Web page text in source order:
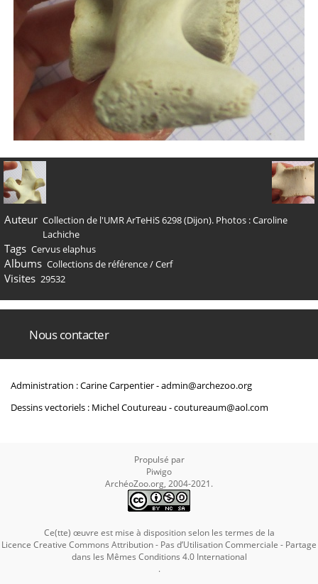
Auteur Collection de l'UMR ArTeHiS 6298 (Dijon). Photos : Caroline
Lachiche
Tags Cervus elaphus
Albums Collections de référence/Cerf
Visites 29532
Nous contacter
Administration : Carine Carpentier -admin@archezoo.org
Dessins vectoriels : Michel Coutureau -coutureaum@aol.com
Propulsé par
Piwigo
ArchéoZoo.org, 2004-2021.
Ce(tte) œuvre est mise à disposition selon les termes de la
Licence Creative Commons Attribution - Pas d’Utilisation Commerciale - Partage
dans les Mêmes Conditions 4.0 International
.